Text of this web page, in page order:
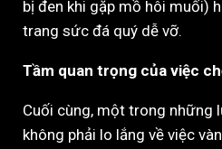
bị đen khi gặp mồ hôi muối)
trang sức đá quý dễ vỡ.
Tầm quan trọng của việc
Cuối cùng, một trong những
không phải lo lắng về việc